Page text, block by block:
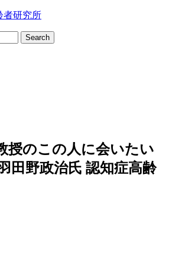
授のこの人に会いたい
田野政治氏 認知症高齢